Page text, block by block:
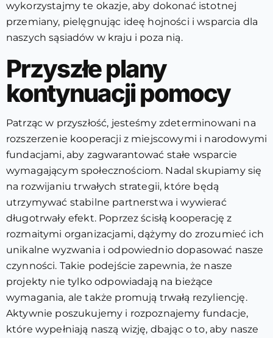
wykorzystajmy te okazje, aby dokonać istotnej
przemiany, pielęgnując ideę hojności i wsparcia dla
naszych sąsiadów w kraju i poza nią.
Przyszłe plany
kontynuacji pomocy
Patrząc w przyszłość, jesteśmy zdeterminowani na
rozszerzenie kooperacji z miejscowymi i narodowymi
fundacjami, aby zagwarantować stałe wsparcie
wymagającym społecznościom. Nadal skupiamy się
na rozwijaniu trwałych strategii, które będą
utrzymywać stabilne partnerstwa i wywierać
długotrwały efekt. Poprzez ścisłą kooperację z
rozmaitymi organizacjami, dążymy do zrozumieć ich
unikalne wyzwania i odpowiednio dopasować nasze
czynności. Takie podejście zapewnia, że nasze
projekty nie tylko odpowiadają na bieżące
wymagania, ale także promują trwałą rezyliencję.
Aktywnie poszukujemy i rozpoznajemy fundacje,
które wypełniają naszą wizję, dbając o to, aby nasze